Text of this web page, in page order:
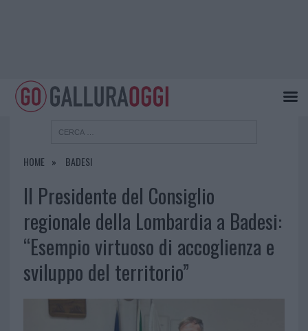
HOME BADESI
Il Presidente del Consiglio
regionale della Lombardia a Badesi:
“Esempio virtuoso di accoglienza e
sviluppo del territorio”